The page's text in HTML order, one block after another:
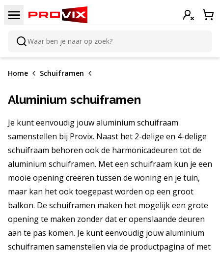
Doorgaan naar de inhoud
Menu
Zoeken
Waar ben je naar op zoek?
Inloggen
Home Schuiframen
Aluminium schuiframen
Je kunt eenvoudig jouw aluminium schuifraam
samenstellen bij Provix. Naast het 2-delige en 4-delige
schuifraam behoren ook de harmonicadeuren tot de
aluminium schuiframen. Met een schuifraam kun je een
mooie opening creëren tussen de woning en je tuin,
maar kan het ook toegepast worden op een groot
balkon. De schuiframen maken het mogelijk een grote
opening te maken zonder dat er openslaande deuren
aan te pas komen. Je kunt eenvoudig jouw aluminium
schuiframen samenstellen via de productpagina of met